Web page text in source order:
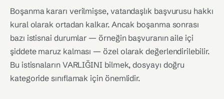
Boşanma kararı verilmişse, vatandaşlık başvurusu hakkı
kural olarak ortadan kalkar. Ancak boşanma sonrası
bazı istisnai durumlar — örneğin başvuranın aile içi
şiddete maruz kalması — özel olarak değerlendirilebilir.
Bu istisnaların VARLIĞINI bilmek, dosyayı doğru
kategoride sınıflamak için önemlidir.